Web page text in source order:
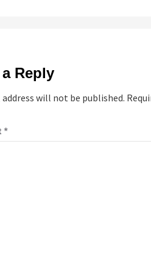
Reply
address will not be published.
*